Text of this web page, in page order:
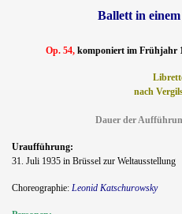
Ballett in
Op. 54,komponiert im Frühjahr
nach
Dauer der
Uraufführung:
31. Juli 1935 in Brüssel zur Weltausstellung
Choreographie: Leonid Katschurowsky